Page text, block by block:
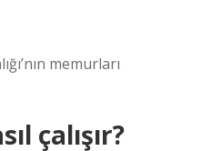
memurları
çalışır?